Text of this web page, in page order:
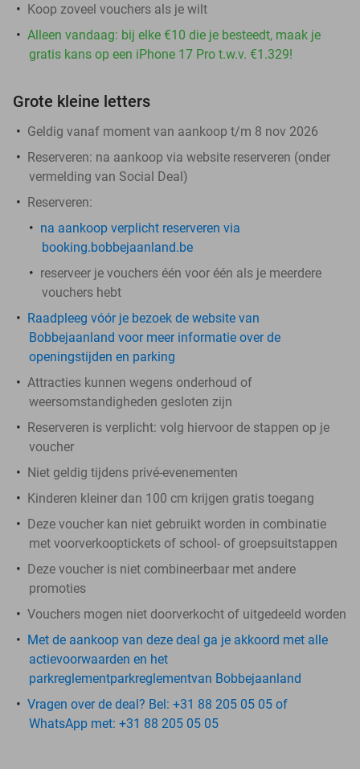
Koop zoveel vouchers als je wilt
Alleen vandaag: bij elke €10 die je besteedt, maak je
gratis kans op een iPhone 17 Pro t.w.v. €1.329!
Grote kleine letters
Geldig vanaf moment van aankoop t/m 8 nov 2026
Reserveren: na aankoop via website reserveren (onder
vermelding van Social Deal)
Reserveren:
na aankoop verplicht reserveren via
booking.bobbejaanland.be
reserveer je vouchers één voor één als je meerdere
vouchers hebt
Raadpleeg vóór je bezoek de website van
Bobbejaanland voor meer informatie over de
openingstijden en parking
Attracties kunnen wegens onderhoud of
weersomstandigheden gesloten zijn
Reserveren is verplicht: volg hiervoor de stappen op je
voucher
Niet geldig tijdens privé-evenementen
Kinderen kleiner dan 100 cm krijgen gratis toegang
Deze voucher kan niet gebruikt worden in combinatie
met voorverkooptickets of school- of groepsuitstappen
Deze voucher is niet combineerbaar met andere
promoties
Vouchers mogen niet doorverkocht of uitgedeeld worden
Met de aankoop van deze deal ga je akkoord met alle
actievoorwaarden en het
parkreglementparkreglementvan Bobbejaanland
Vragen over de deal? Bel: +31 88 205 05 05 of
WhatsApp met: +31 88 205 05 05